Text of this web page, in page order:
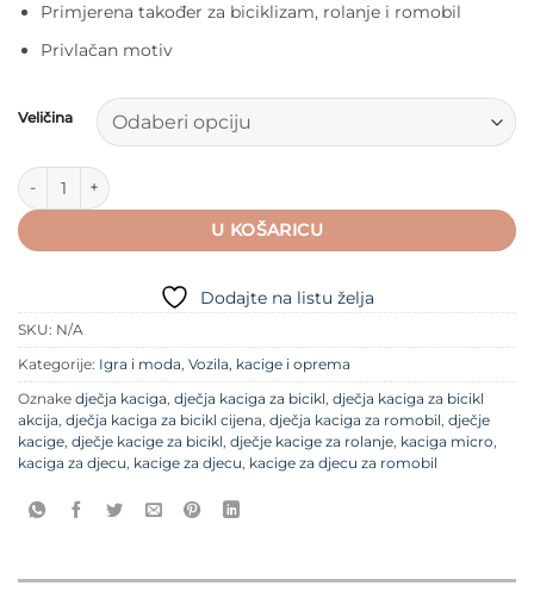
Primjerena također za biciklizam, rolanje i romobil
Privlačan motiv
Veličina
Kaciga Micro Sirena količina
U KOŠARICU
Dodajte na listu želja
SKU: N/A
Kategorije: Igra i moda Vozila, kacige i oprema
Oznake dječja kaciga dječja kaciga za bicikl dječja kaciga za bicikl
akcija dječja kaciga za bicikl cijena dječja kaciga za romobil dječje
kacige dječje kacige za bicikl dječje kacige za rolanje kaciga micro
kaciga za djecu kacige za djecu kacige za djecu za romobil